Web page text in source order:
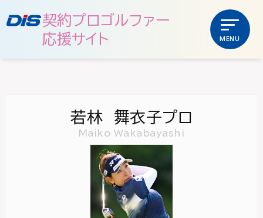
契約プロゴルファー
応援サイト
若林 舞衣子プロ
Maiko Wakabayashi
MENU